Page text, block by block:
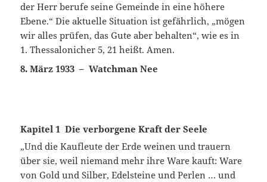
der Herr berufe seine Gemeinde in eine höhere
Ebene.“ Die aktuelle Situation ist gefährlich, „mögen
wir alles prüfen, das Gute aber behalten“, wie es in
1. Thessalonicher 5, 21 heißt. Amen.
8. März 1933 – Watchman Nee
Kapitel 1Die verborgene Kraft der Seele
„Und die Kaufleute der Erde weinen und trauern
über sie, weil niemand mehr ihre Ware kauft: Ware
von Gold und Silber, Edelsteine und Perlen … und